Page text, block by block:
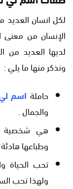
لكل انسان العديد
الإنسان من
لديها العديد من
ونذكر منها ما يلي :
حاملة اسم
والجمال .
هي شخصية
وطباعها
تحب الحياة
ولهذا تحب